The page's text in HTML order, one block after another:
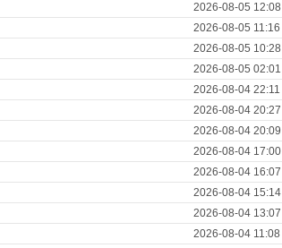
2026-08-05 12:08
2026-08-05 11:16
2026-08-05 10:28
2026-08-05 02:01
2026-08-04 22:11
2026-08-04 20:27
2026-08-04 20:09
2026-08-04 17:00
2026-08-04 16:07
2026-08-04 15:14
2026-08-04 13:07
2026-08-04 11:08